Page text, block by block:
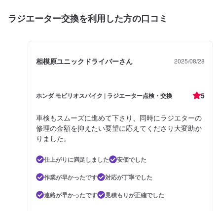
ラジエーター交換を利用した方の口コミ
相模原ユニックドライバーさん 2025/08/28
ホンダ モビリオスパイク | ラジエーター点検・交換 5
車検もスムーズに進めて下さり、同時にラジエターの
修理の金額を抑えたい要望に応えてくださり大変助か
りました。
仕上がりに満足しました
安価でした
作業が早かったです
対応が丁寧でした
連絡が早かったです
見積もりが正確でした